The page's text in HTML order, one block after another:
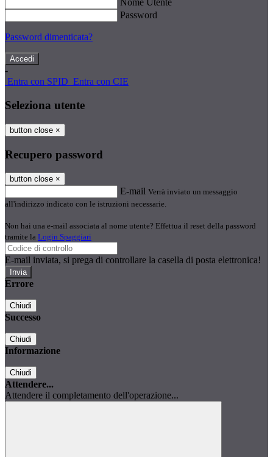
Nome Utente
Password
Password dimenticata?
-
Entra con SPID Entra con CIE
Seleziona utente
button close ×
Recupero password
button close ×
E-mail Verrà inviato un messaggio
all'indirizzo indicato con le istruzioni necessarie.
Non hai una e-mail associata al nome utente? Effettua il reset della password
tramite la Login Spaggiari
E-mail inviata, si prega di controllare la casella di posta elettronica!
Errore
Chiudi
Successo
Chiudi
Informazione
Chiudi
Attendere...
Attendere il completamento dell'operazione...